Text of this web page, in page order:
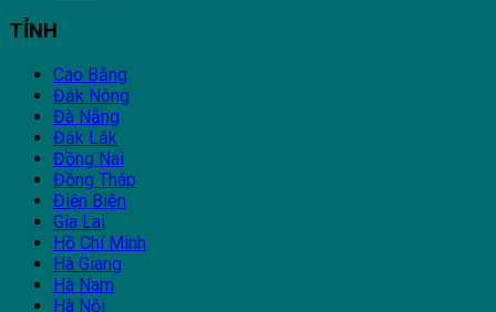
TỈNH
Cao Bằng
Đắk Nông
Đà Nẵng
Đắk Lắk
Đồng Nai
Đồng Tháp
Điện Biên
Gia Lai
Hồ Chí Minh
Hà Giang
Hà Nam
Hà Nội